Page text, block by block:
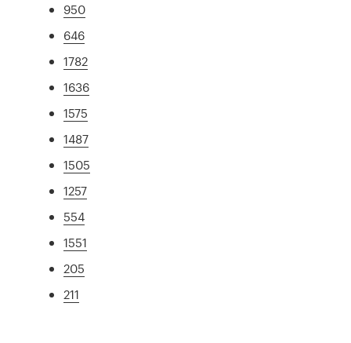
950
646
1782
1636
1575
1487
1505
1257
554
1551
205
211